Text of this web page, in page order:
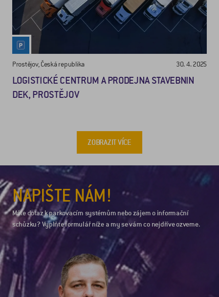
Prostějov, Česká republika 30. 4. 2025
LOGISTICKÉ CENTRUM A PRODEJNA STAVEBNIN
DEK, PROSTĚJOV
ZOBRAZIT VÍCE
NAPIŠTE NÁM!
Máte dotaz k parkovacím systémům nebo zájem o informační
schůzku? Vyplňte formulář níže a my se vám co nejdříve ozveme.